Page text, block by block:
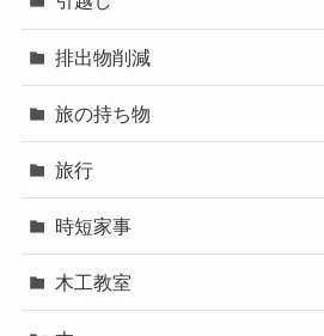
排出物削減
旅の持ち物
旅行
時短家事
木工教室